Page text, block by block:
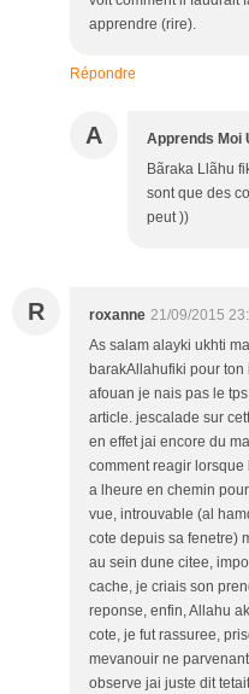
apprendre (rire).
Répondre
A Apprends Moi
Bãraka Llãhu
sont que des
peut ))
R roxanne 21/09/2015
As salam alayki ukhti
barakAllahufiki pour
afouan je nais pas le
article. jescalade sur
en effet jai encore du
comment reagir
a lheure en chemin
vue, introuvable (al
cote depuis sa fenetre)
au sein dune citee,
cache, je criais son
reponse, enfin, Allahu
cote, je fut rassuree,
mevanouir ne
observe jai juste dit